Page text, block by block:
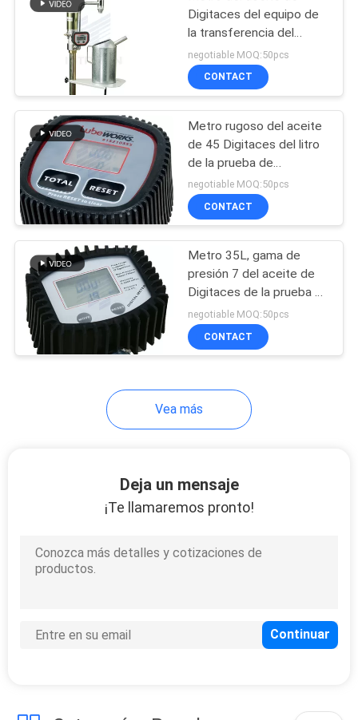
Digitaces del equipo de
la transferencia del
aceite con el codo de la
conexión y el tubo de
dren de dispensación del
negotiable MOQ:50pcs
CONTACT
Metro rugoso del aceite
de 45 Digitaces del litro
de la prueba de
fragmento, gama flúida 1
- 12 galones/minuto
negotiable MOQ:50pcs
CONTACT
Metro 35L, gama de
presión 7 del aceite de
Digitaces de la prueba 5
de la prenda
impermeable y de aceite
- 1500psi
negotiable MOQ:50pcs
CONTACT
Vea más
Deja un mensaje
¡Te llamaremos pronto!